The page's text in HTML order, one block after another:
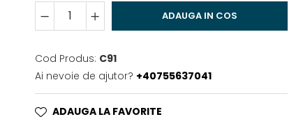
ADAUGA IN COS
Cod Produs: C91
Ai nevoie de ajutor? +40755637041
ADAUGA LA FAVORITE